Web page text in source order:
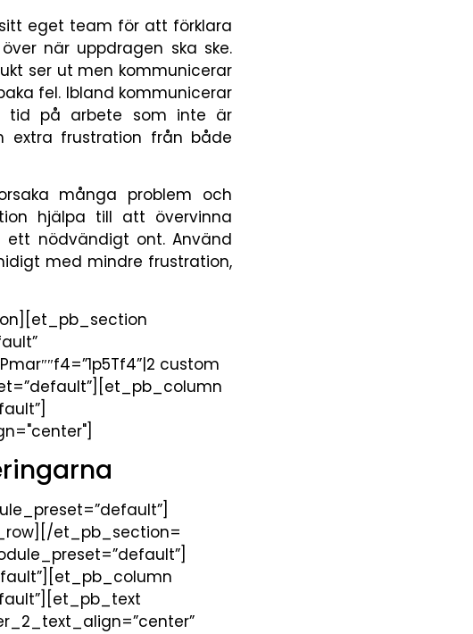
eget team för att förklara
när uppdragen ska ske.
ser ut men kommunicerar
fel. Ibland kommunicerar
tid på arbete som inte är
extra frustration från både
många problem och
hjälpa till att övervinna
ett nödvändigt ont. Använd
med mindre frustration,
custom
et_pb_section=